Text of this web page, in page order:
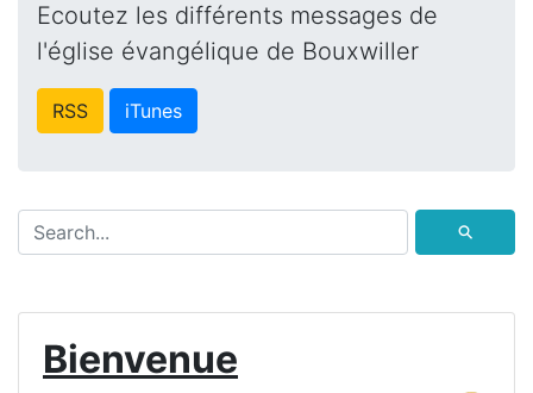
Ecoutez les différents messages de
l'église évangélique de Bouxwiller
RSS iTunes
⚲
Bienvenue